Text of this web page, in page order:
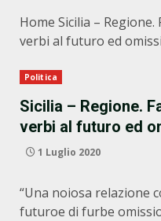
Home Sicilia – Regione.
verbi al futuro ed
Politica
Sicilia – Regione.
verbi al futuro ed
1 Luglio 2020
“Una noiosa relazione
futuroe di furbe